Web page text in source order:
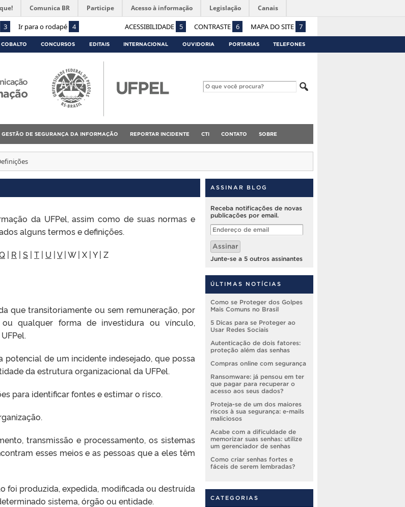
3 Ir para o rodapé 4 ACESSIBILIDADE 5 CONTRASTE 6 MAPA DO SITE 7
Comunica BR Participe Acesso à informação Legislação Canais
COBALTO CONCURSOS EDITAIS INTERNACIONAL OUVIDORIA PORTARIAS TELEFONES
GESTÃO DE SEGURANÇA DA INFORMAÇÃO REPORTAR INCIDENTE CTI CONTATO SOBRE
da UFPel, assim como de suas normas e
alguns termos e definições.
| R | S | T | U |V| W | X | Y | Z
que transitoriamente ou sem remuneração, por
ou qualquer forma de investidura ou vínculo,
de um incidente indesejado, que possa
da estrutura organizacional da UFPel.
para identificar fontes e estimar o risco.
transmissão e processamento, os sistemas
esses meios e as pessoas que a eles têm
foi produzida, expedida, modificada ou destruída
sistema, órgão ou entidade.
ASSINAR BLOG
Receba notificações de novas
publicações por email.
Endereço
de
email
Assinar
Junte-se a 5 outros assinantes
ÚLTIMAS NOTÍCIAS
Como se Proteger dos Golpes
Mais Comuns no Brasil
5 Dicas para se Proteger ao
Usar Redes Sociais
Autenticação de dois fatores:
proteção além das senhas
Compras online com segurança
Ransomware: já pensou em ter
que pagar para recuperar o
acesso aos seus dados?
Proteja-se de um dos maiores
riscos à sua segurança: e-mails
maliciosos
Acabe com a dificuldade de
memorizar suas senhas: utilize
um gerenciador de senhas
Como criar senhas fortes e
fáceis de serem lembradas?
CATEGORIAS